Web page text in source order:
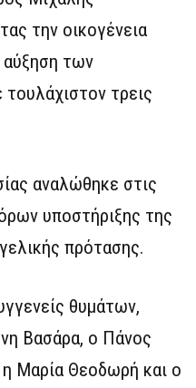
την οικογένεια
των
τρεις
αναλώθηκε στις
υποστήριξης της
πρότασης.
θυμάτων,
Βασάρα, ο Πάνος
Μαρία Θεοδωρή και ο